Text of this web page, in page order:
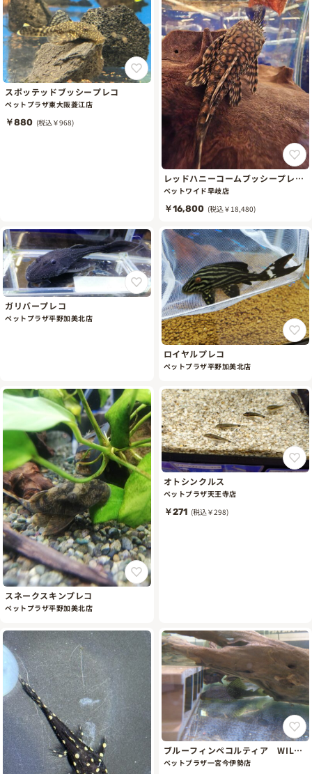
スポッテッドブッシープレコ
ペットプラザ東大阪菱江店
￥880 (税込￥968)
レッドハニーコームブッシープレコ
ML
ペットワイド早岐店
￥16,800 (税込￥18,480)
ガリバープレコ
ペットプラザ平野加美北店
ロイヤルプレコ
ペットプラザ平野加美北店
スネークスキンプレコ
ペットプラザ平野加美北店
オトシンクルス
ペットプラザ天王寺店
￥271 (税込￥298)
ブルーフィンペコルティア WILD
個体
ペットプラザ一宮今伊勢店